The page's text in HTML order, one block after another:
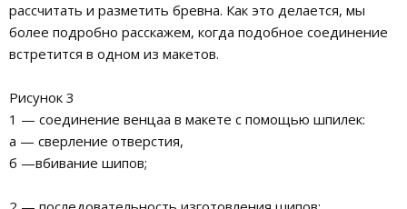
рассчитать и разметить бревна. Как это делается, мы
более подробно расскажем, когда подобное соединение
встретится в одном из макетов.
Рисунок 3
1 — соединение венцаа в макете с помощью шпилек:
а — сверление отверстия,
б —вбивание шипов;